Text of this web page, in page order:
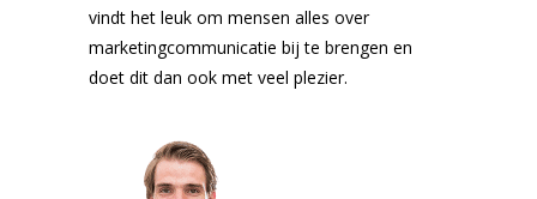
vindt het leuk om mensen alles over
marketingcommunicatie bij te brengen en
doet dit dan ook met veel plezier.